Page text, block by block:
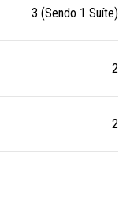
3 (Sendo 1 Suíte)
2
2